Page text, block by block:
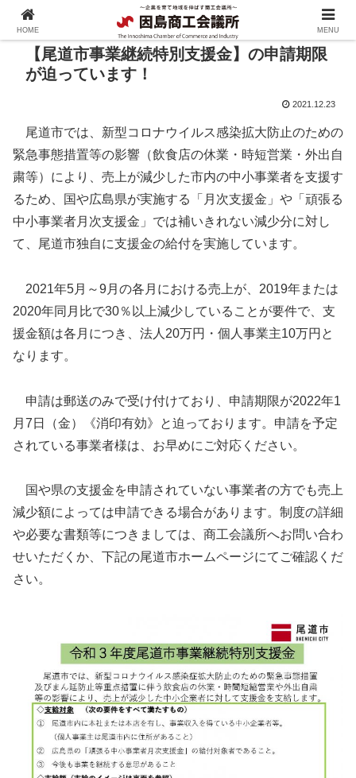
【尾道市事業継続特別支援金】の申請期限
が迫っています！
2021.12.23
尾道市では、新型コロナウイルス感染拡大防止のための
緊急事態措置等の影響（飲食店の休業・時短営業・外出自
粛等）により、売上が減少した市内の中小事業者を支援す
るため、国や広島県が実施する「月次支援金」や「頑張る
中小事業者月次支援金」では補いきれない減少分に対し
て、尾道市独自に支援金の給付を実施しています。
2021年5月～9月の各月における売上が、2019年または
2020年同月比で30％以上減少していることが要件で、支
援金額は各月につき、法人20万円・個人事業主10万円と
なります。
申請は郵送のみで受け付けており、申請期限が2022年1
月7日（金）《消印有効》と迫っております。申請を予定
されている事業者様は、お早めにご対応ください。
国や県の支援金を申請されていない事業者の方でも売上
減少額によっては申請できる場合があります。制度の詳細
や必要な書類等につきましては、商工会議所へお問い合わ
せいただくか、下記の尾道市ホームページにてご確認くだ
さい。
HOME MENU